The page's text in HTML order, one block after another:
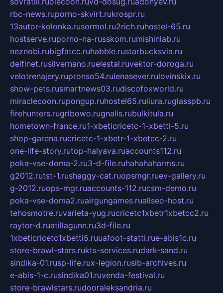
rbc-news.ruporno-skvirt.rukrospr.ru
13autor-kolonka.rusormol.ru2rich.ruhostel-65.ru
hostserve.ruporno-na-russkom.rumishinlab.ru
neznobi.rubigfatcc.ruhabble.rustarbucksvia.ru
delfinet.rusilvernano.ruelestal.ruvektor-doroga.ru
velotrenajery.rupronso54.rulenasever.rulovinskix.ru
show-pets.rusmartnews03.rudiscofoxworld.ru
miraclecoon.rupongup.ruhostel65.ruliura.ruglasspb.ru
firehunters.rugribowo.rugnalis.rubulkitula.ru
hometown-france.ru1-xbeticricetc-1-xbetti-5.ru
shop-garena.rucricetc-1-xbetr-1-xbetcc-2.ru
one-life-story.rutop-halyava.ruaccounts112.ru
poka-vse-doma-2.ru3-d-file.ruhahahaharms.ru
g2012.rutst-1.rushaggy-cat.ruopsmgr.ruev-gallery.ru
g-2012.ruops-mgr.ruaccounts-112.rucsm-demo.ru
poka-vse-doma2.ruairgungames.ruallseo-host.ru
tehosmotre.ruvarieta-yug.rucricetc1xbetr1xbetcc2.ru
raytor-d.ruatillagunn.ru3d-file.ru
1xbeticricetc1xbetti5.ruuafoot-statti.rue-abis1c.ru
store-brawl-stars.rukts-services.rudark-sand.ru
sindika-01.rusp-life.rux-legion.rusib-archives.ru
e-abis-1-c.rusindika01.ruvenda-festival.ru
store-brawlstars.rudooraleksandria.ru